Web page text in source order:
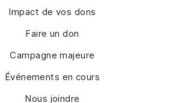
Impact de vos dons
Faire un don
Campagne majeure
Événements en cours
Nous joindre